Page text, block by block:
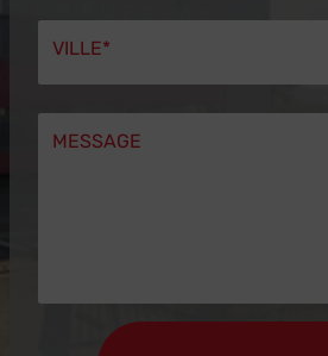
VILLE*
MESSAGE